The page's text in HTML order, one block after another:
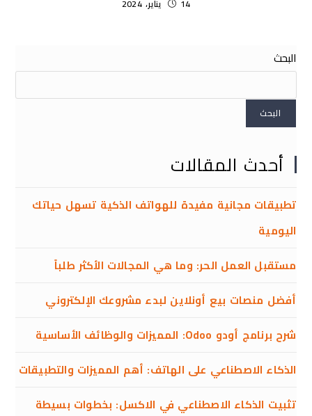
14 يناير، 2024
البحث
البحث
أحدث المقالات
تطبيقات مجانية مفيدة للهواتف الذكية تسهل حياتك
اليومية
مستقبل العمل الحر: وما هي المجالات الأكثر طلباً
أفضل منصات بيع أونلاين لبدء مشروعك الإلكتروني
شرح برنامج أودو Odoo: المميزات والوظائف الأساسية
الذكاء الاصطناعي على الهاتف: أهم المميزات والتطبيقات
تثبيت الذكاء الاصطناعي في الاكسل: بخطوات بسيطة